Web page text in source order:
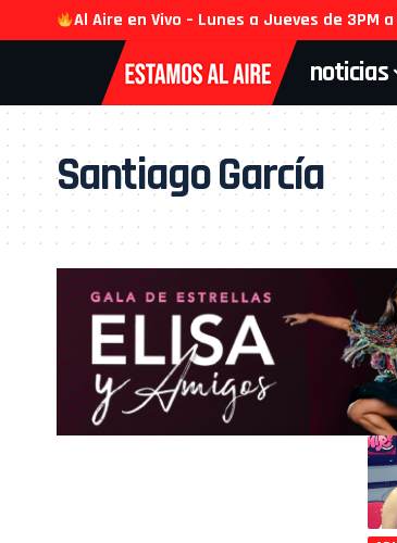
Al Aire en Vivo – Lunes a Jueves de 3PM a
noticias
Santiago García